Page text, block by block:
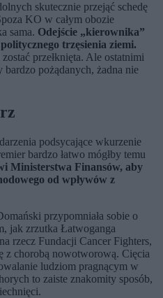
skutecznie przejąć schedę
KO w całym obozie
sama. Odejście „kierownika”
trzęsienia ziemi.
przełknięta. Ale ostatnimi
pożądanych, żadna nie
podsycające wkurzenie
bardzo łatwo mógłby temu
Ministerstwa Finansów, aby
od wpływów z
przypomniała sobie o
jak zrzutka Łatwoganga
rzecz Fundacji Cancer Fighters,
z chorobą nowotworową. Cięcia
ludziom pragnącym w
to zaiste znakomity sposób,